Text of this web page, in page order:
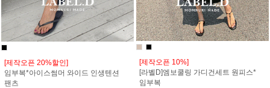
[제작오픈 20%할인]
임부복*아이스썸머 와이드 인생텐션
팬츠
[제작오픈 10%]
[라벨D]엠보쿨링 가디건세트 원피스*
임부복